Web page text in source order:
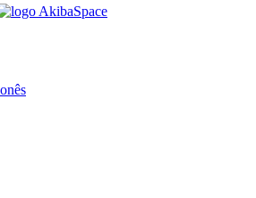
By Made in Japan
AkibaSpace